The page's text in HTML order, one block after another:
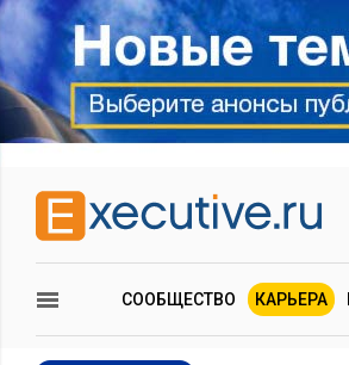
СООБЩЕСТВО КАРЬЕРА